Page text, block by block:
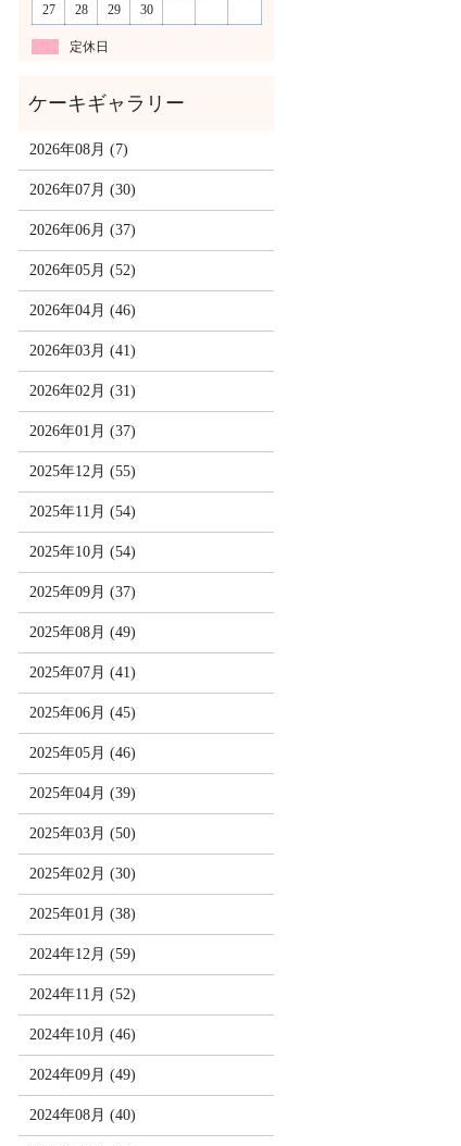
27
28 29 30
定休日
2026年08月 (7)
2026年07月 (30)
2026年06月 (37)
2026年05月 (52)
2026年04月 (46)
2026年03月 (41)
2026年02月 (31)
2026年01月 (37)
2025年12月 (55)
2025年11月 (54)
2025年10月 (54)
2025年09月 (37)
2025年08月 (49)
2025年07月 (41)
2025年06月 (45)
2025年05月 (46)
2025年04月 (39)
2025年03月 (50)
2025年02月 (30)
2025年01月 (38)
2024年12月 (59)
2024年11月 (52)
2024年10月 (46)
2024年09月 (49)
2024年08月 (40)